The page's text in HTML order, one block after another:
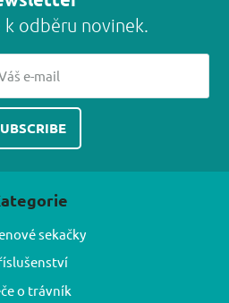
k odběru novinek.
sekačky
o trávník